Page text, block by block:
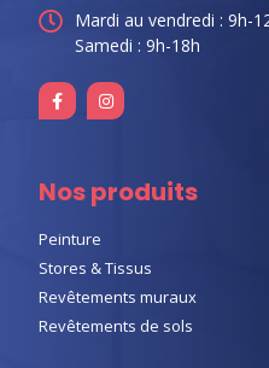
Mardi au vendredi : 9h-
Samedi : 9h-18h
Nos produits
Peinture
Stores & Tissus
Revêtements muraux
Revêtements de sols